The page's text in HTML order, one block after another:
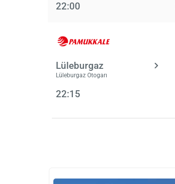
22:00
Lüleburgaz
Lüleburgaz Otogarı
22:15